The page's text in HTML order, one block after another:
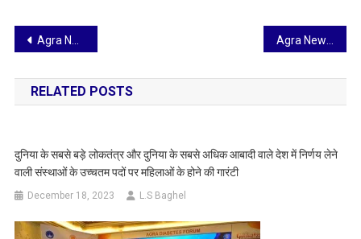
Post
navigation
Agra News: ऑल इंडिया शैख़ जमीअतुल अब्बास कार्यालय पर हुई अहम बैठक, शिक्षा को दी गई प्राथमिकता
RELATED POSTS
दुनिया के सबसे बड़े लोकतंत्र और दुनिया के सबसे अधिक आबादी वाले देश में निर्णय लेने
वाली संस्थाओं के उच्चतम पदों पर महिलाओं के होने की गारंटी
December 18, 2023 L.S Baghel